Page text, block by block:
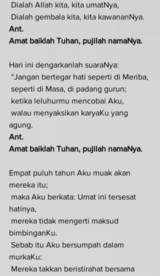
Dialah Allah kita, kita umatNya,
Dialah gembala kita, kita kawananNya.
Ant.
Amat baiklah Tuhan, pujilah namaNya.
Hari ini dengarkanlah suaraNya:
“Jangan bertegar hati seperti di Meriba,
seperti di Masa, di padang gurun;
ketika leluhurmu mencobai Aku,
agung.
Ant.
Amat baiklah Tuhan, pujilah namaNya.
Empat puluh tahun Aku muak akan
mereka itu;
hatinya,
bimbinganKu.
murkaKu: